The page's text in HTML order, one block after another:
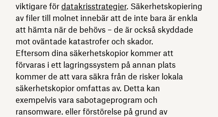
viktigare för datakrisstrategier. Säkerhetskopiering
av filer till molnet innebär att de inte bara är enkla
att hämta när de behövs – de är också skyddade
mot oväntade katastrofer och skador.
Eftersom dina säkerhetskopior kommer att
förvaras i ett lagringssystem på annan plats
kommer de att vara säkra från de risker lokala
säkerhetskopior omfattas av. Detta kan
exempelvis vara sabotageprogram och
ransomware. eller förstörelse på grund av